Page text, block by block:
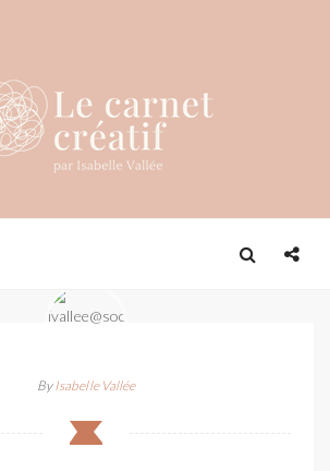
ByIsabelle Vallée